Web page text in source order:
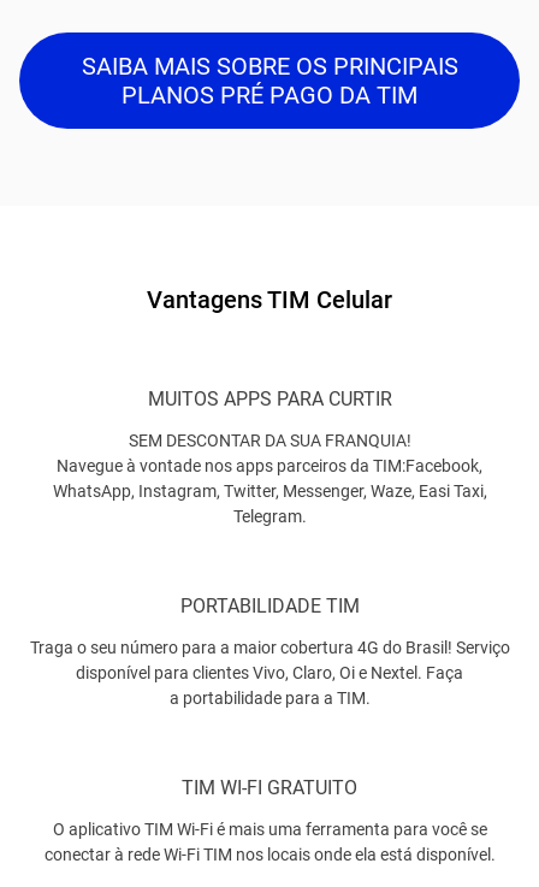
SAIBA MAIS SOBRE OS PRINCIPAIS
PLANOS PRÉ PAGO DA TIM
Vantagens TIM Celular
MUITOS APPS PARA CURTIR
SEM DESCONTAR DA SUA FRANQUIA!
Navegue à vontade nos apps parceiros da TIM:Facebook,
WhatsApp, Instagram, Twitter, Messenger, Waze, Easi Taxi,
Telegram.
PORTABILIDADE TIM
Traga o seu número para a maior cobertura 4G do Brasil! Serviço
disponível para clientes Vivo, Claro, Oi e Nextel. Faça
a portabilidade para a TIM.
TIM WI-FI GRATUITO
O aplicativo TIM Wi-Fi é mais uma ferramenta para você se
conectar à rede Wi-Fi TIM nos locais onde ela está disponível.